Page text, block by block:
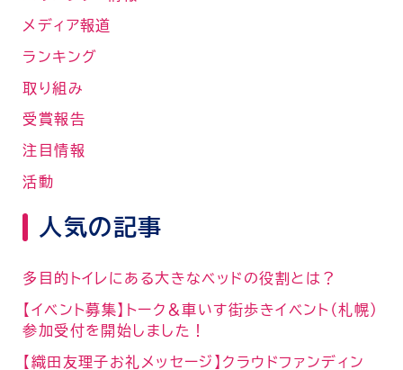
メディア報道
ランキング
取り組み
受賞報告
注目情報
活動
人気の記事
多目的トイレにある大きなベッドの役割とは？
【イベント募集】トーク＆車いす街歩きイベント（札幌）
参加受付を開始しました！
【織田友理子お礼メッセージ】クラウドファンディン